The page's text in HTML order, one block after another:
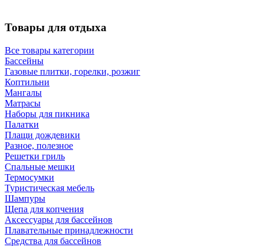
Товары для отдыха
Все товары категории
Бассейны
Газовые плитки, горелки, розжиг
Коптильни
Мангалы
Матрасы
Наборы для пикника
Палатки
Плащи дождевики
Разное, полезное
Решетки гриль
Спальные мешки
Термосумки
Туристическая мебель
Шампуры
Щепа для копчения
Аксессуары для бассейнов
Плавательные принадлежности
Средства для бассейнов